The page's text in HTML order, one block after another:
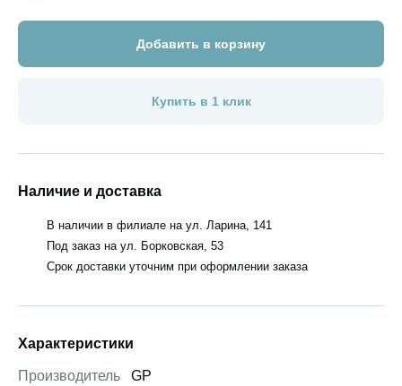
Добавить в корзину
Купить в 1 клик
Наличие и доставка
В наличии в филиале на ул. Ларина, 141
Под заказ на ул. Борковская, 53
Срок доставки уточним при оформлении заказа
Характеристики
Производитель
GP